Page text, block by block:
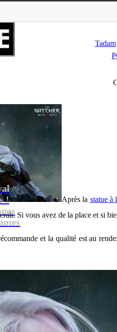
!
Tadam
Après la statue à
Si vous avez de la place et si
et la qualité est au